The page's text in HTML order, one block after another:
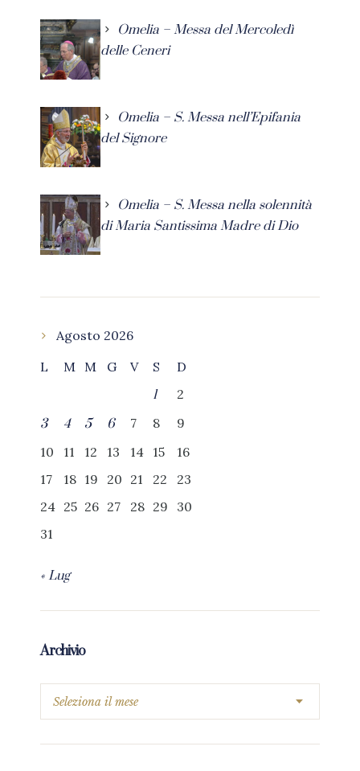
Omelia – Messa del Mercoledì
delle Ceneri
Omelia – S. Messa nell’Epifania
del Signore
Omelia – S. Messa nella solennità
di Maria Santissima Madre di Dio
Agosto 2026
L
M M G V S
D
1
2
3
4 5 6 7 8
9
10
11 12 13 14 15
16
17
18 19 20 21 22
23
24 25 26 27 28 29
30
31
« Lug
Archivio